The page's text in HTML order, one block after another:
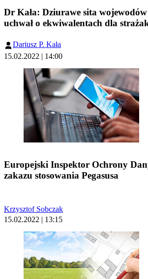
Dr Kała: Dziurawe sita
uchwał o ekwiwalentach dla
Dariusz P. Kała
15.02.2022 | 14:00
Europejski Inspektor Ochrony
zakazu stosowania Pegasusa
Krzysztof Sobczak
15.02.2022 | 13:15